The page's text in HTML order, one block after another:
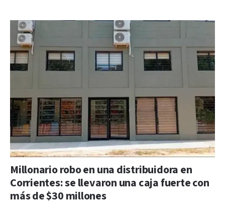
Millonario robo en una distribuidora en
Corrientes: se llevaron una caja fuerte con
más de $30 millones